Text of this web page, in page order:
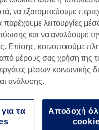
οι υπηρεσίες
Φίλτρα με βάση
να εξατομικεύουμε
παρέχουμε λειτουργίες
και να αναλύουμε
Επίσης, κοινοποιούμε
από μέρους σας χρήση της
μέσων κοινωνικής
ανάλυσης.
Αποδοχή
τα